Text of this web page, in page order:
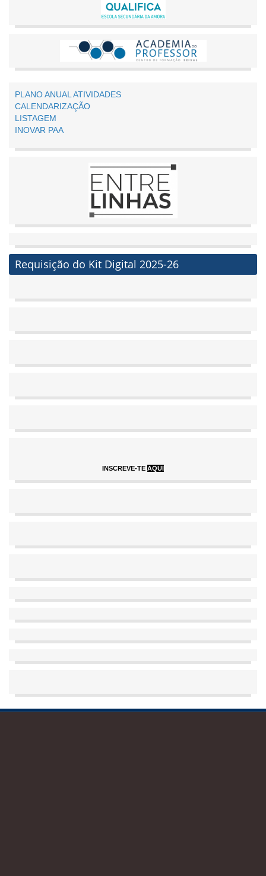
PLANO ANUAL ATIVIDADES
CALENDARIZAÇÃO
LISTAGEM
INOVAR PAA
Requisição do Kit Digital 2025-26
INSCREVE-TE AQUI